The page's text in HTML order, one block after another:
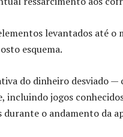
levantados até
esquema.
do dinheiro desviado
incluindo jogos
durante o andamento da